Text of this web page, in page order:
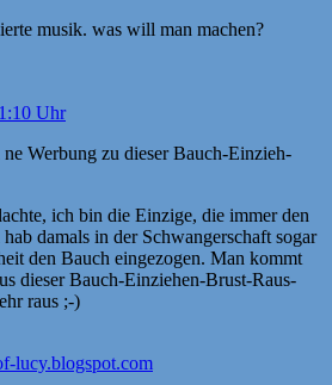
musik. was will man machen?
Uhr
Werbung zu dieser Bauch-Einzieh-
ich bin die Einzige, die immer den
damals in der Schwangerschaft sogar
den Bauch eingezogen. Man kommt
dieser Bauch-Einziehen-Brust-Raus-
raus ;-)
lucy.blogspot.com